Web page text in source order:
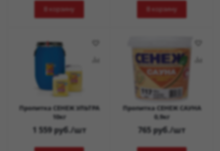
В корзину В корзину
Пропитка СЕНЕЖ УЛЬТРА
10кг
1 559руб./шт
Пропитка СЕНЕЖ САУНА
0,9кг
765 руб./шт